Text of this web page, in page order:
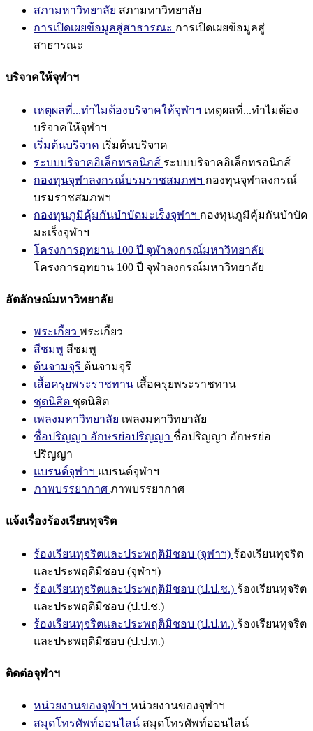
สภามหาวิทยาลัย สภามหาวิทยาลัย
การเปิดเผยข้อมูลสู่สาธารณะ การเปิดเผยข้อมูลสู่
สาธารณะ
บริจาคให้จุฬาฯ
เหตุผลที่...ทำไมต้องบริจาคให้จุฬาฯ เหตุผลที่...ทำไมต้อง
บริจาคให้จุฬาฯ
เริ่มต้นบริจาค เริ่มต้นบริจาค
ระบบบริจาคอิเล็กทรอนิกส์ ระบบบริจาคอิเล็กทรอนิกส์
กองทุนจุฬาลงกรณ์บรมราชสมภพฯ กองทุนจุฬาลงกรณ์
บรมราชสมภพฯ
กองทุนภูมิคุ้มกันบำบัดมะเร็งจุฬาฯ กองทุนภูมิคุ้มกันบำบัด
มะเร็งจุฬาฯ
โครงการอุทยาน 100 ปี จุฬาลงกรณ์มหาวิทยาลัย
โครงการอุทยาน 100 ปี จุฬาลงกรณ์มหาวิทยาลัย
อัตลักษณ์มหาวิทยาลัย
พระเกี้ยว พระเกี้ยว
สีชมพู สีชมพู
ต้นจามจุรี ต้นจามจุรี
เสื้อครุยพระราชทาน เสื้อครุยพระราชทาน
ชุดนิสิต ชุดนิสิต
เพลงมหาวิทยาลัย เพลงมหาวิทยาลัย
ชื่อปริญญา อักษรย่อปริญญา ชื่อปริญญา อักษรย่อ
ปริญญา
แบรนด์จุฬาฯ แบรนด์จุฬาฯ
ภาพบรรยากาศ ภาพบรรยากาศ
แจ้งเรื่องร้องเรียนทุจริต
ร้องเรียนทุจริตและประพฤติมิชอบ (จุฬาฯ) ร้องเรียนทุจริต
และประพฤติมิชอบ (จุฬาฯ)
ร้องเรียนทุจริตและประพฤติมิชอบ (ป.ป.ช.) ร้องเรียนทุจริต
และประพฤติมิชอบ (ป.ป.ช.)
ร้องเรียนทุจริตและประพฤติมิชอบ (ป.ป.ท.) ร้องเรียนทุจริต
และประพฤติมิชอบ (ป.ป.ท.)
ติดต่อจุฬาฯ
หน่วยงานของจุฬาฯ หน่วยงานของจุฬาฯ
สมุดโทรศัพท์ออนไลน์ สมุดโทรศัพท์ออนไลน์